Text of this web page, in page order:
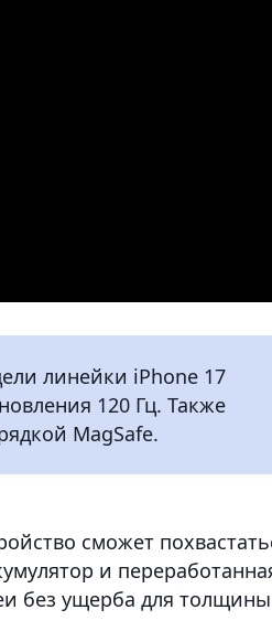
линейки iPhone 17
120 Гц. Также
MagSafe.
сможет
и
без ущерба для толщины